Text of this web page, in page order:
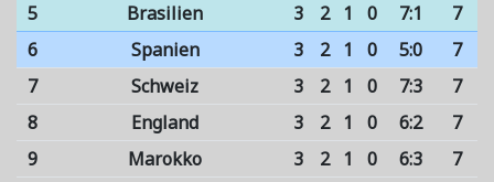
5
Brasilien 3 2 1 0 7:1
7
6
Spanien 3 2 1 0 5:0
7
7
Schweiz 3 2 1 0 7:3
7
8
England 3 2 1 0 6:2
7
9
Marokko 3 2 1 0 6:3
7